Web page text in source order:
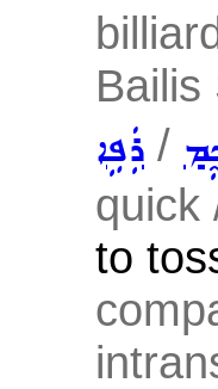
ܪܲܦܹܐ /
quick
to